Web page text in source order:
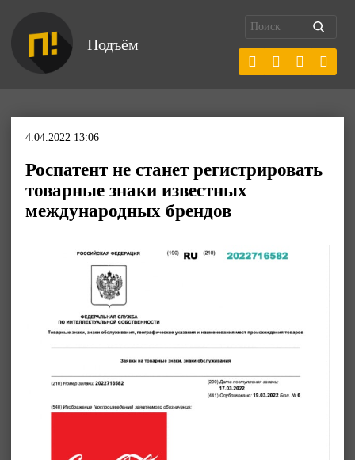
Подъём
4.04.2022 13:06
Роспатент не станет регистрировать
товарные знаки известных
международных брендов